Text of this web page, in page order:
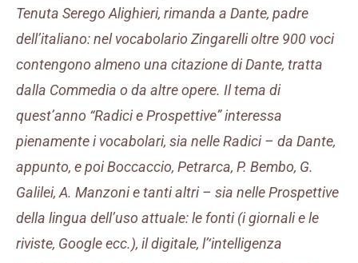
Tenuta Serego Alighieri, rimanda a Dante, padre
dell’italiano: nel vocabolario Zingarelli oltre 900 voci
contengono almeno una citazione di Dante, tratta
dalla Commedia o da altre opere. Il tema di
quest’anno “Radici e Prospettive” interessa
pienamente i vocabolari, sia nelle Radici – da Dante,
appunto, e poi Boccaccio, Petrarca, P. Bembo, G.
Galilei, A. Manzoni e tanti altri – sia nelle Prospettive
della lingua dell’uso attuale: le fonti (i giornali e le
riviste, Google ecc.), il digitale, l’‘intelligenza